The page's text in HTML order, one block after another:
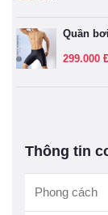
Quần
299.000
Thông tin
Phong cách